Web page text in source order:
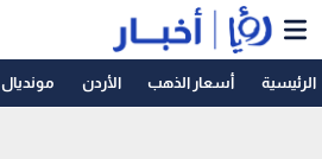
الرئيسية أسعار الذهب الأردن مونديال 2026